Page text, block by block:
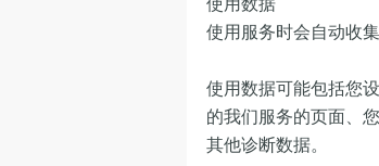
使用数据
使用服务时会自动收集
使用数据可能包括您
的我们服务的页面、
其他诊断数据。